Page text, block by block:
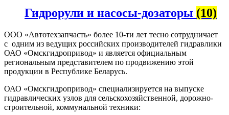
Гидрорули и насосы-дозаторы (10)
ООО «Автотехзапчасть» более 10-ти лет тесно сотрудничает
с одним из ведущих российских производителей гидравлики
ОАО «Омскгидропривод» и является официальным
региональным представителем по продвижению этой
продукции в Республике Беларусь.
ОАО «Омскгидропривод» специализируется на выпуске
гидравлических узлов для сельскохозяйственной, дорожно-
строительной, коммунальной техники: